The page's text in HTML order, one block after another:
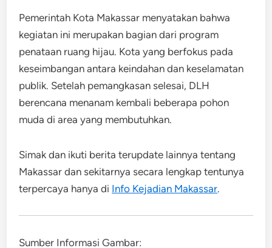
Pemerintah Kota Makassar menyatakan bahwa
kegiatan ini merupakan bagian dari program
penataan ruang hijau. Kota yang berfokus pada
keseimbangan antara keindahan dan keselamatan
publik. Setelah pemangkasan selesai, DLH
berencana menanam kembali beberapa pohon
muda di area yang membutuhkan.
Simak dan ikuti berita terupdate lainnya tentang
Makassar dan sekitarnya secara lengkap tentunya
terpercaya hanya di Info Kejadian Makassar.
Sumber Informasi Gambar: